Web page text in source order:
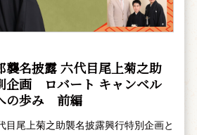
襲名披露 六代目尾上菊之助
画 ――ロバート キャンベル
の歩み 前編
目尾上菊之助襲名披露興行特別企画と